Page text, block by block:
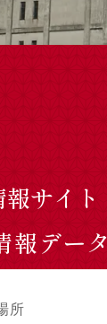
× 産業観光
サイ
報デー
所